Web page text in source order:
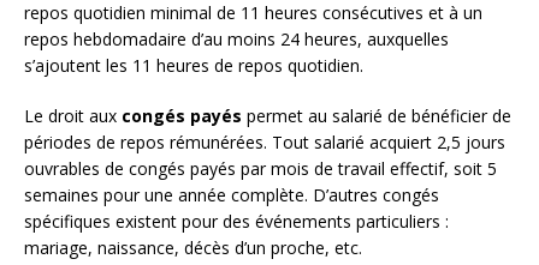
repos quotidien minimal de 11 heures consécutives et à un
repos hebdomadaire d’au moins 24 heures, auxquelles
s’ajoutent les 11 heures de repos quotidien.
Le droit aux congés payés permet au salarié de bénéficier de
périodes de repos rémunérées. Tout salarié acquiert 2,5 jours
ouvrables de congés payés par mois de travail effectif, soit 5
semaines pour une année complète. D’autres congés
spécifiques existent pour des événements particuliers :
mariage, naissance, décès d’un proche, etc.